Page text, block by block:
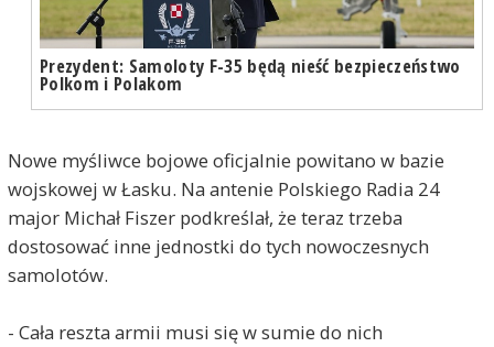
Prezydent: Samoloty F-35 będą nieść bezpieczeństwo
Polkom i Polakom
Nowe myśliwce bojowe oficjalnie powitano w bazie
wojskowej w Łasku. Na antenie Polskiego Radia 24
major Michał Fiszer podkreślał, że teraz trzeba
dostosować inne jednostki do tych nowoczesnych
samolotów.
- Cała reszta armii musi się w sumie do nich